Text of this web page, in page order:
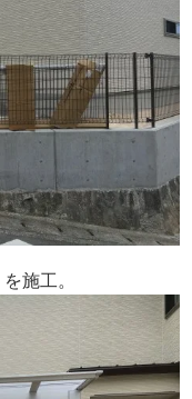
を施工。